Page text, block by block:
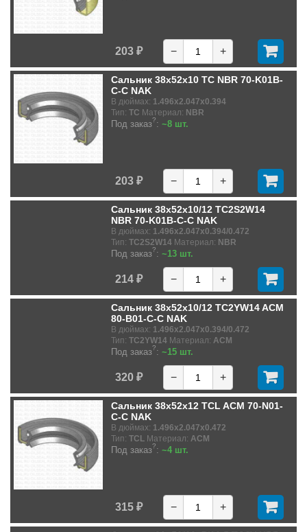
203 ₽ − +
Сальник 38x52x10 TC NBR 70-K01B-
C-C NAK
В дюймах: 1.496x2.047x0.394
Тип: TC Материал: NBR
Под заказ?: ~8 шт.
203 ₽ − +
Сальник 38x52x10/12 TC2S2W14
NBR 70-K01B-C-C NAK
В дюймах: 1.496x2.047x0.394/0.472
Тип: TC2S2W14 Материал: NBR
Под заказ?: ~13 шт.
214 ₽ − +
Сальник 38x52x10/12 TC2YW14 ACM
80-B01-C-C NAK
В дюймах: 1.496x2.047x0.394/0.472
Тип: TC2YW14 Материал: ACM
Под заказ?: ~15 шт.
320 ₽ − +
Сальник 38x52x12 TCL ACM 70-N01-
C-C NAK
В дюймах: 1.496x2.047x0.472
Тип: TCL Материал: ACM
Под заказ?: ~4 шт.
315 ₽ − +